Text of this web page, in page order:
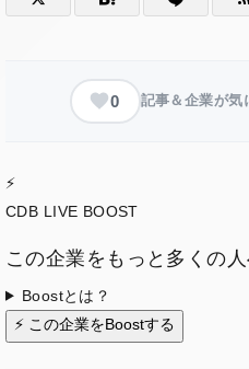
0 記事＆企業が気
⚡
CDB LIVE BOOST
この企業をもっと多くの
Boostとは？
⚡ この企業をBoostする